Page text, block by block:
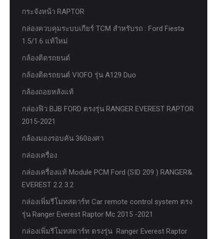
กระจังหน้า RAPTOR
กล่องควบคุมระบบเกียร์ TCM สำหรับรถ : Ford Fiesta
1.5/1.6 แท้ใหม่
กล้องติดรถยนต์
กล้องติดรถยนต์ VIOFO รุ่น A129 Duo
กล้องถอยหลังแท้
กล่องฟิว BJB FORD ตรงรุ่น RANGER EVEREST RAPTOR
2015-2021
กล้องมองรอบคัน 360องศา
กล่องเครื่อง
กล่องเครื่องแท้ Module PCM Ford (SID 209 ) RANGER&
EVEREST 2.2 3.2
กล่องเพิ่มรีโมทสตาร์ท Car remote control system ตรง
รุ่น Ranger Everest Raptor Mc 2015 -2021
กล่องเพิ่มรีโมทสตาร์ท ตรงรุ่น Ranger Everest Raptor